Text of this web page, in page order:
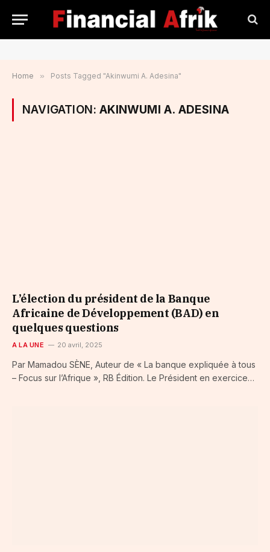
Home » Posts Tagged "Akinwumi A. Adesina"
NAVIGATION:AKINWUMI A. ADESINA
L’élection du président de la Banque
Africaine de Développement (BAD) en
quelques questions
A LA UNE 20 avril, 2025
Par Mamadou SÈNE, Auteur de « La banque expliquée à tous
– Focus sur l’Afrique », RB Édition. Le Président en exercice…